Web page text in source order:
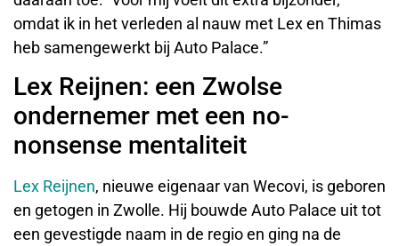
omdat ik in het verleden al nauw met Lex en Thimas
heb samengewerkt bij Auto Palace.”
Lex Reijnen: een Zwolse
ondernemer met een no-
nonsense mentaliteit
Lex Reijnen, nieuwe eigenaar van Wecovi, is geboren
en getogen in Zwolle. Hij bouwde Auto Palace uit tot
een gevestigde naam in de regio en ging na de